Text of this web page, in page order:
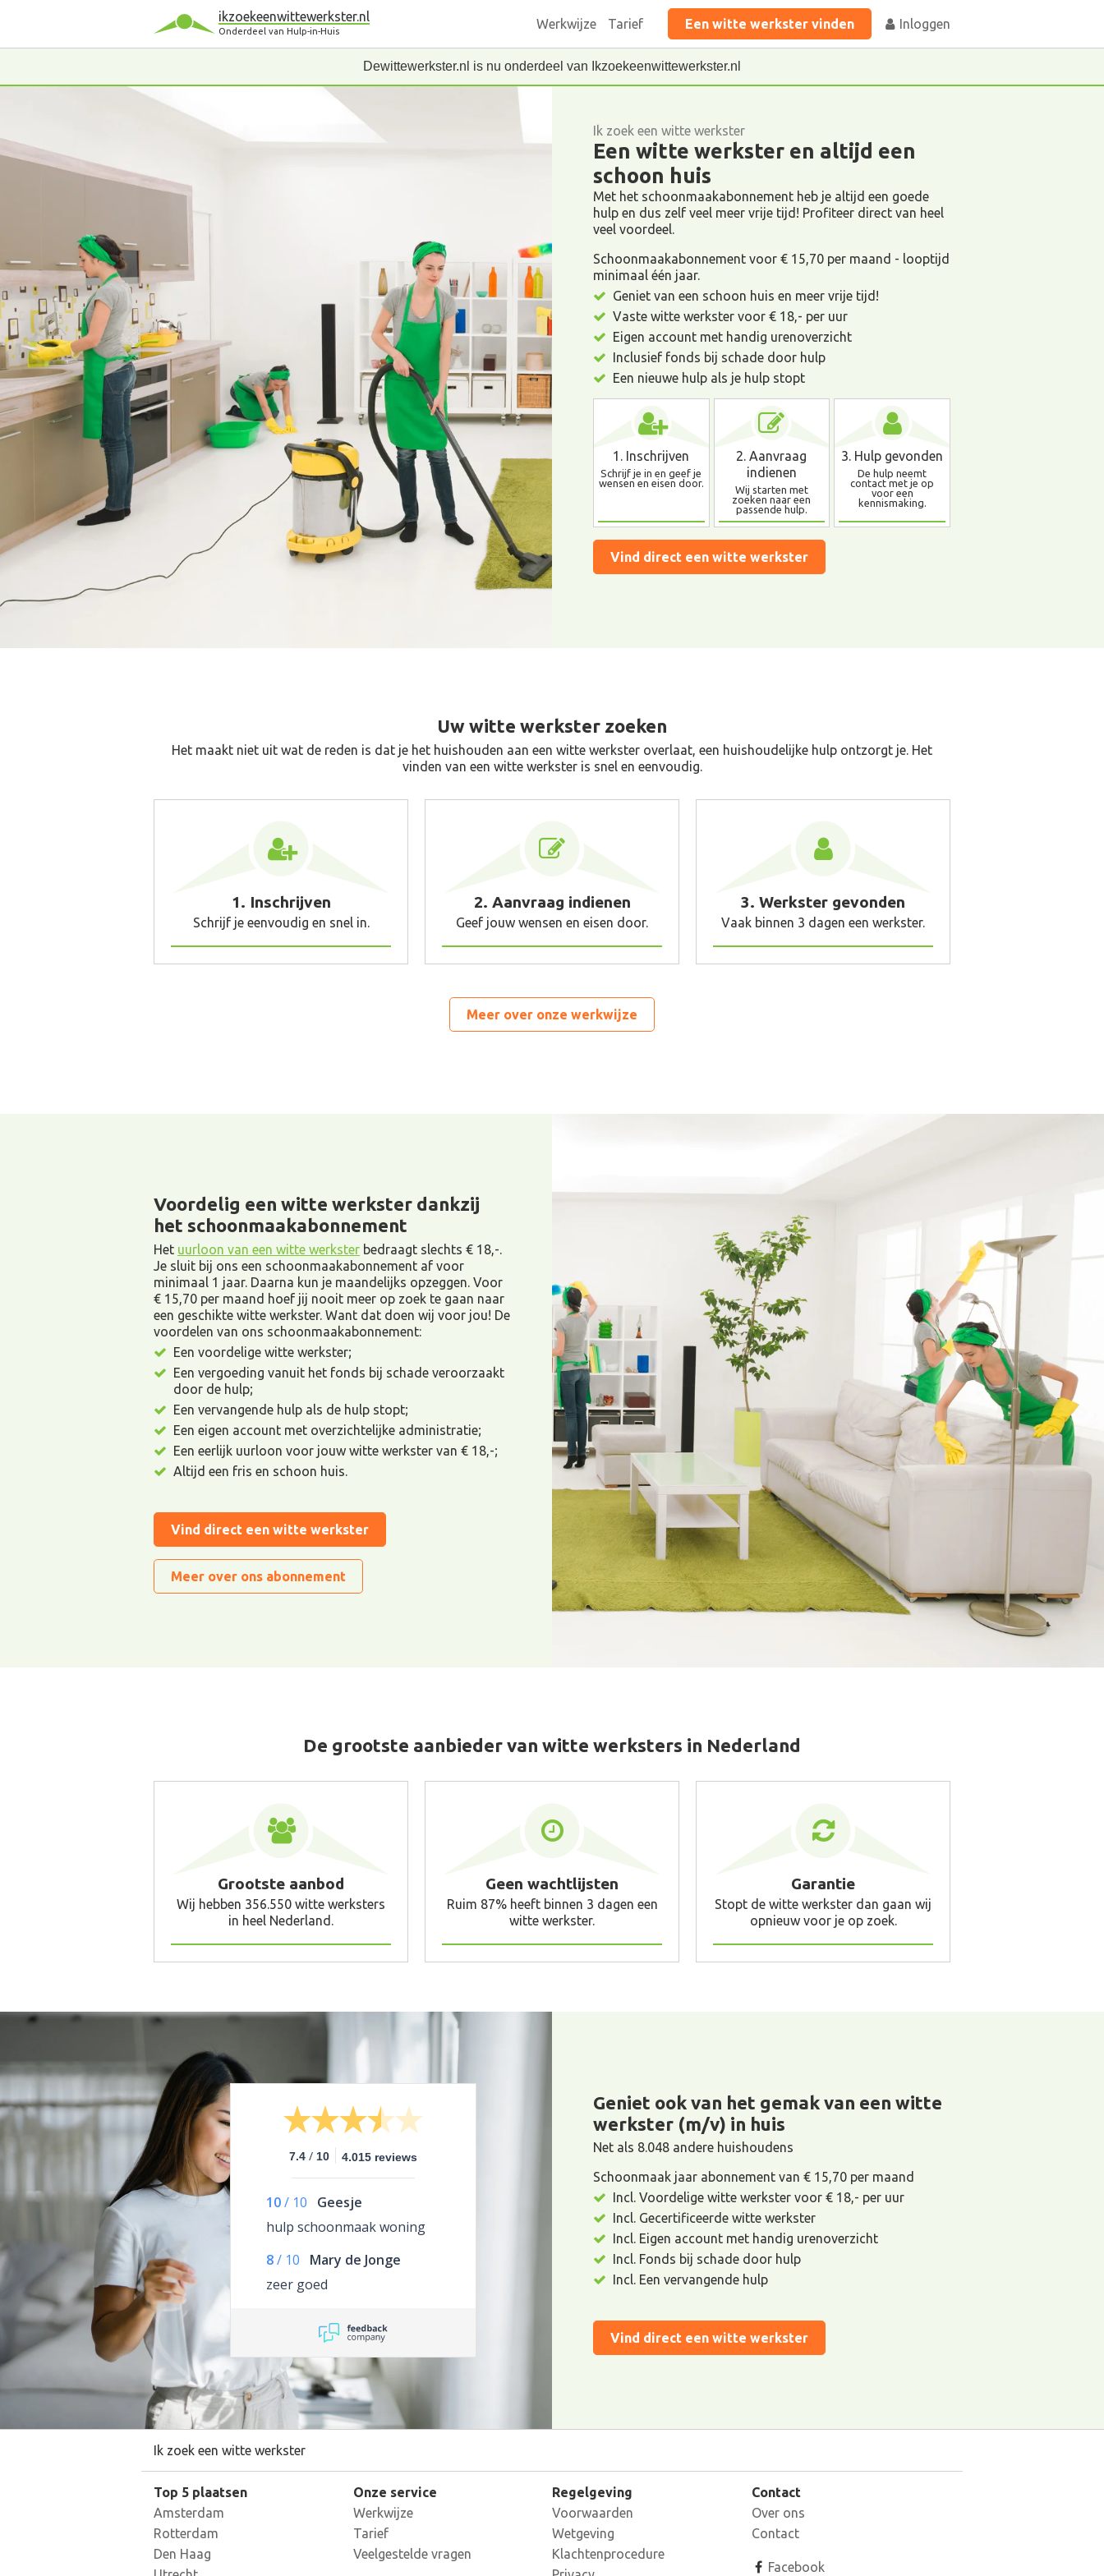
ikzoekeenwittewerkster.nl
Onderdeel van Hulp-in-Huis Werkwijze Tarief Een witte werkster vinden Inloggen
Dewittewerkster.nl is nu onderdeel van Ikzoekeenwittewerkster.nl
Ik zoek een witte werkster
Een witte werkster en altijd een
schoon huis
Met het schoonmaakabonnement heb je altijd een goede
hulp en dus zelf veel meer vrije tijd! Profiteer direct van heel
veel voordeel.
Schoonmaakabonnement voor € 15,70 per maand - looptijd
minimaal één jaar.
Geniet van een schoon huis en meer vrije tijd!
Vaste witte werkster voor € 18,- per uur
Eigen account met handig urenoverzicht
Inclusief fonds bij schade door hulp
Een nieuwe hulp als je hulp stopt
1. Inschrijven
Schrijf je in en geef je
wensen en eisen door.
2. Aanvraag
indienen
Wij starten met
zoeken naar een
passende hulp.
3. Hulp gevonden
De hulp neemt
contact met je op
voor een
kennismaking.
Vind direct een witte werkster
Uw witte werkster zoeken
Het maakt niet uit wat de reden is dat je het huishouden aan een witte werkster overlaat, een huishoudelijke hulp ontzorgt je. Het
vinden van een witte werkster is snel en eenvoudig.
1. Inschrijven
Schrijf je eenvoudig en snel in.
2. Aanvraag indienen
Geef jouw wensen en eisen door.
3. Werkster gevonden
Vaak binnen 3 dagen een werkster.
Meer over onze werkwijze
Voordelig een witte werkster dankzij
het schoonmaakabonnement
Het uurloon van een witte werkster bedraagt slechts € 18,-.
Je sluit bij ons een schoonmaakabonnement af voor
minimaal 1 jaar. Daarna kun je maandelijks opzeggen. Voor
€ 15,70 per maand hoef jij nooit meer op zoek te gaan naar
een geschikte witte werkster. Want dat doen wij voor jou! De
voordelen van ons schoonmaakabonnement:
Een voordelige witte werkster;
Een vergoeding vanuit het fonds bij schade veroorzaakt
door de hulp;
Een vervangende hulp als de hulp stopt;
Een eigen account met overzichtelijke administratie;
Een eerlijk uurloon voor jouw witte werkster van € 18,-;
Altijd een fris en schoon huis.
Vind direct een witte werkster
Meer over ons abonnement
De grootste aanbieder van witte werksters in Nederland
Grootste aanbod
Wij hebben 356.550 witte werksters
in heel Nederland.
Geen wachtlijsten
Ruim 87% heeft binnen 3 dagen een
witte werkster.
Garantie
Stopt de witte werkster dan gaan wij
opnieuw voor je op zoek.
7.4 / 10 4.015 reviews
10 / 10
Geesje
hulp schoonmaak woning
8 / 10
Mary de Jonge
zeer goed
Geniet ook van het gemak van een witte
werkster (m/v) in huis
Net als 8.048 andere huishoudens
Schoonmaak jaar abonnement van € 15,70 per maand
Incl. Voordelige witte werkster voor € 18,- per uur
Incl. Gecertificeerde witte werkster
Incl. Eigen account met handig urenoverzicht
Incl. Fonds bij schade door hulp
Incl. Een vervangende hulp
Vind direct een witte werkster
Ik zoek een witte werkster
Top 5 plaatsen
Amsterdam
Rotterdam
Den Haag
Onze service
Werkwijze
Tarief
Veelgestelde vragen
Regelgeving
Voorwaarden
Wetgeving
Klachtenprocedure
Contact
Over ons
Contact
Facebook